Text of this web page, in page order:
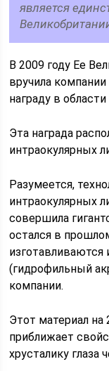
является
В 2009 году Ее
вручила
награду в
Эта награда
интраокулярных
Разумеется,
интраокулярных
совершила
остался в
изготавливаются
(гидрофильный
компании.
Этот материал на
приближает
хрусталику глаза